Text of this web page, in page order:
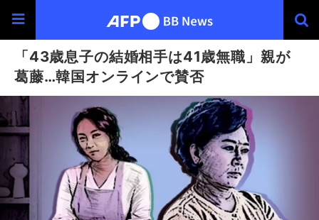
「43歳息子の結婚相手は41歳無職」親が
葛藤…韓国オンラインで賛否